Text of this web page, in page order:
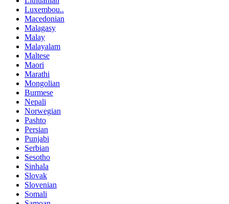
Luxembou..
Macedonian
Malagasy
Malay
Malayalam
Maltese
Maori
Marathi
Mongolian
Burmese
Nepali
Norwegian
Pashto
Persian
Punjabi
Serbian
Sesotho
Sinhala
Slovak
Slovenian
Somali